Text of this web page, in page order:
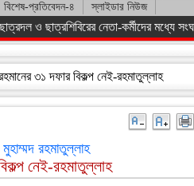
বিশেষ-প্রতিবেদন-৪ স্লাইডার নিউজ
ফ্যাসিস্ট সরকারকে হটানো সম্ভব
৩১ দফার বিকল্প নেই-রহমাতুল্লাহ
রহমাতুল্লাহ
নেই-রহমাতুল্লাহ